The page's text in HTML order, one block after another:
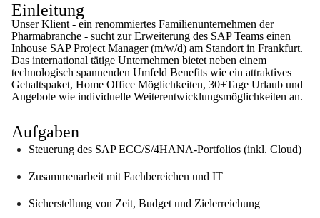
Einleitung
Unser Klient - ein renommiertes Familienunternehmen der
Pharmabranche - sucht zur Erweiterung des SAP Teams einen
Inhouse SAP Project Manager (m/w/d) am Standort in Frankfurt.
Das international tätige Unternehmen bietet neben einem
technologisch spannenden Umfeld Benefits wie ein attraktives
Gehaltspaket, Home Office Möglichkeiten, 30+Tage Urlaub und
Angebote wie individuelle Weiterentwicklungsmöglichkeiten an.
Aufgaben
Steuerung des SAP ECC/S/4HANA-Portfolios (inkl. Cloud)
Zusammenarbeit mit Fachbereichen und IT
Sicherstellung von Zeit, Budget und Zielerreichung